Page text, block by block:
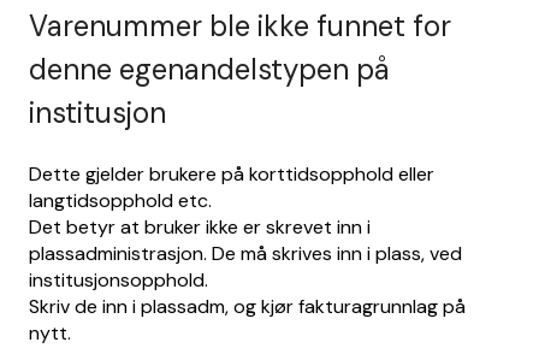
Varenummer ble ikke funnet for
denne egenandelstypen på
institusjon
Dette gjelder brukere på korttidsopphold eller
langtidsopphold etc.
Det betyr at bruker ikke er skrevet inn i
plassadministrasjon. De må skrives inn i plass, ved
institusjonsopphold.
Skriv de inn i plassadm, og kjør fakturagrunnlag på
nytt.